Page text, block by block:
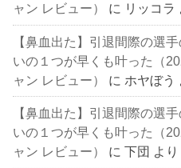
ャン レビュー）
に リッコラ
【鼻血出た】引退間際の選
いの１つが早くも叶った（
ャン レビュー）
に ホヤぼう
【鼻血出た】引退間際の選
いの１つが早くも叶った（
ャン レビュー）
に下団 より